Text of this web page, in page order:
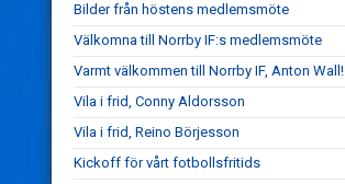
Bilder från höstens medlemsmöte
Välkomna till Norrby IF:s medlemsmöte
Varmt välkommen till Norrby IF, Anton Wall!
Vila i frid, Conny Aldorsson
Vila i frid, Reino Börjesson
Kickoff för vårt fotbollsfritids